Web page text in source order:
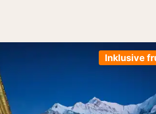
Inklusive